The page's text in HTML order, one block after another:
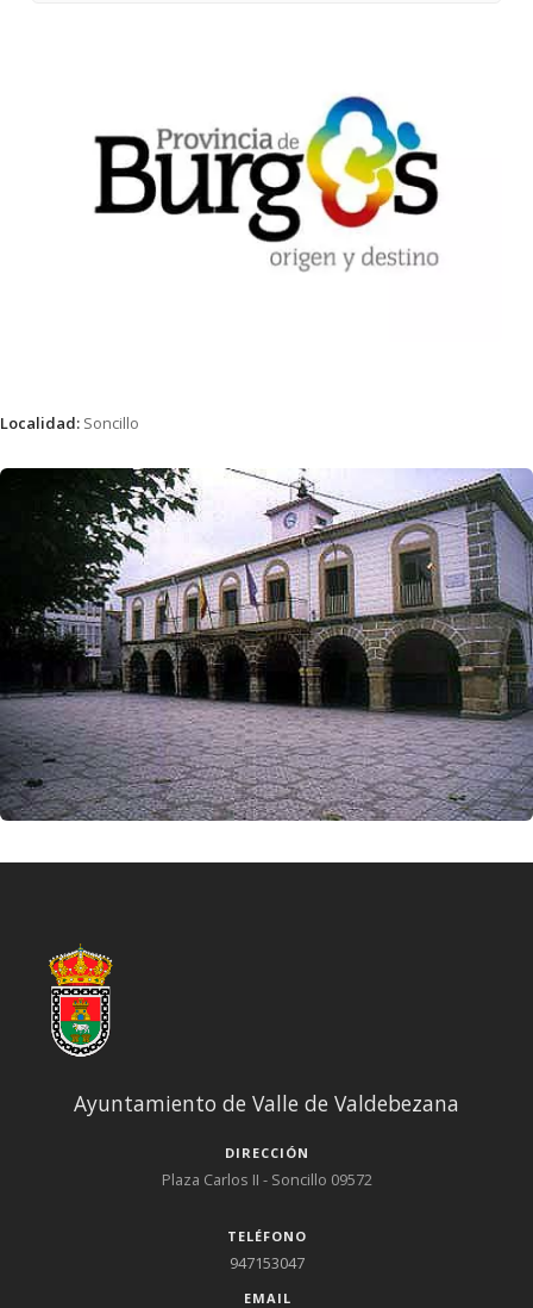
Localidad: Soncillo
Ayuntamiento de Valle de Valdebezana
DIRECCIÓN
Plaza Carlos II - Soncillo 09572
TELÉFONO
947153047
EMAIL